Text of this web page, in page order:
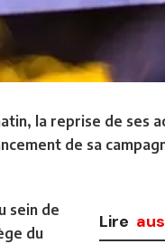
la reprise de ses
de sa
Lire
sein de
du